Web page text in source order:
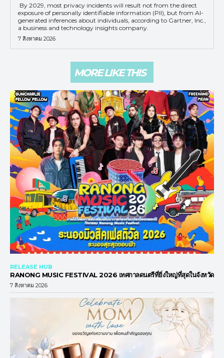
By 2029, most privacy incidents will result not from the direct
exposure of personally identifiable information (PII), but from AI-
generated inferences about individuals, according to Gartner, Inc.,
a business and technology insights company.
7 สิงหาคม 2026
MORE LIKE THIS
RELEASE HUB
RANONG MUSIC FESTIVAL 2026 เทศกาลดนตรีที่ยิ่งใหญ่ที่สุดในจังหวัด
7 สิงหาคม 2026